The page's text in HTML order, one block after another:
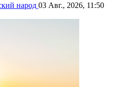
народ 03 Авг., 2026, 11:50